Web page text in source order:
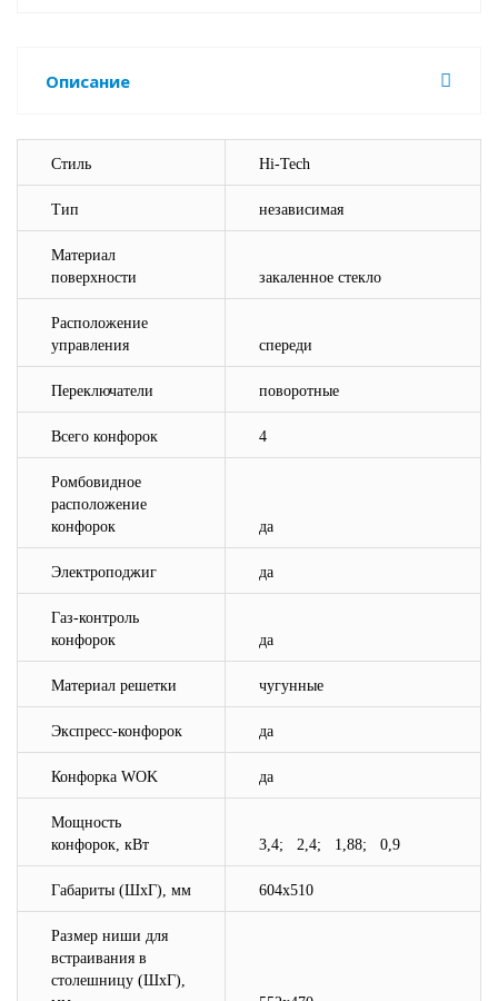
Описание
Стиль Hi-Tech
Тип независимая
Материал
поверхности
закаленное стекло
Расположение
управления
спереди
Переключатели поворотные
Всего конфорок 4
Ромбовидное
расположение
конфорок
да
Электроподжиг да
Газ-контроль
конфорок
да
Материал решетки чугунные
Экспресс-конфорок да
Конфорка WOK да
Мощность
конфорок, кВт
3,4; 2,4; 1,88; 0,9
Габариты (ШхГ), мм 604x510
Размер ниши для
встраивания в
столешницу (ШхГ),